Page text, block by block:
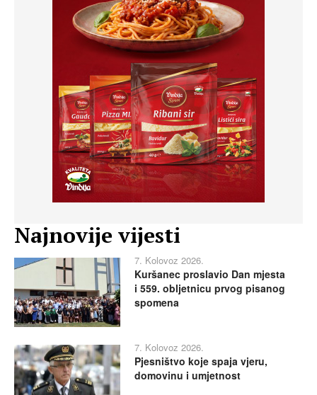
Najnovije vijesti
7. Kolovoz 2026.
Kuršanec proslavio Dan mjesta
i 559. obljetnicu prvog pisanog
spomena
7. Kolovoz 2026.
Pjesništvo koje spaja vjeru,
domovinu i umjetnost